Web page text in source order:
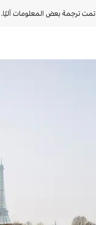
تمت ترجمة بعض المعلومات آليًا.